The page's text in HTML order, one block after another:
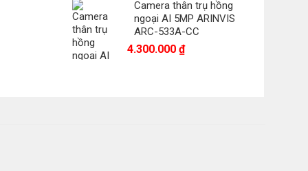
Camera thân trụ hồng
ngoại AI 5MP ARINVIS
ARC-533A-CC
4.300.000 ₫